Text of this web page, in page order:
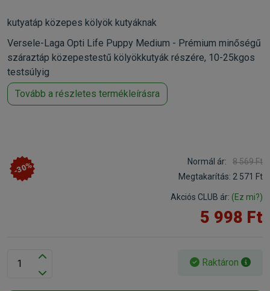
kutyatáp közepes kölyök kutyáknak
Versele-Laga Opti Life Puppy Medium - Prémium minőségű
száraztáp közepestestű kölyökkutyák részére, 10-25kgos
testsúlyig
Tovább a részletes termékleírásra
-30% Normál ár:
8 569 Ft
Megtakarítás: 2 571 Ft
Akciós CLUB ár: (Ez mi?)
5 998 Ft
Raktáron